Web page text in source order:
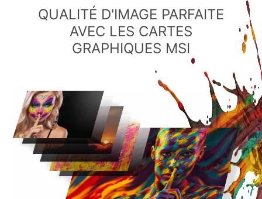
QUALITÉ D'IMAGE PARFAITE
AVEC LES CARTES
GRAPHIQUES MSI